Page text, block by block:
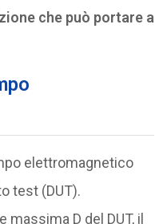
che può portare a
elettromagnetico
test (DUT).
D del DUT, il